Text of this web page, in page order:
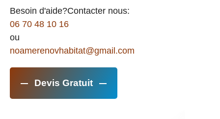
Besoin d'aide?Contacter nous:
06 70 48 10 16
ou
noamerenovhabitat@gmail.com
Devis Gratuit